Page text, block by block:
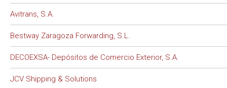
Avitrans, S.A.
Bestway Zaragoza Forwarding, S.L.
DECOEXSA- Depósitos de Comercio Exterior, S.A.
JCV Shipping & Solutions